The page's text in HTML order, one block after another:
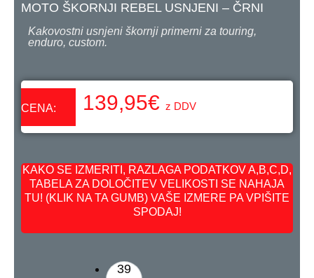
MOTO ŠKORNJI REBEL USNJENI – ČRNI
Kakovostni usnjeni škornji primerni za touring,
enduro, custom.
CENA: 139,95€ z DDV
KAKO SE IZMERITI, RAZLAGA PODATKOV A,B,C,D,
TABELA ZA DOLOČITEV VELIKOSTI SE NAHAJA
TU! (KLIK NA TA GUMB) VAŠE IZMERE PA VPIŠITE
SPODAJ!
39